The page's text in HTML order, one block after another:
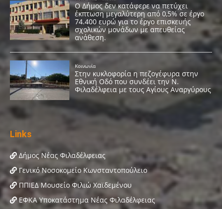
Links
Δήμος Νέας Φιλαδέλφειας
Γενικό Νοσοκομείο Κωνσταντοπούλειο
ΠΠΙΕΔ Μουσείο Φιλιώ Χαϊδεμένου
ΕΦΚΑ Υποκατάστημα Νέας Φιλαδέλφειας